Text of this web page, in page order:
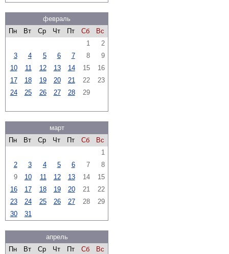
февраль
Пн
Вт Ср Чт Пт Сб
Вс
1
2
3
4 5 6 7 8
9
10
11 12 13 14 15
16
17
18 19 20 21 22
23
24
25 26 27 28 29
март
Пн
Вт Ср Чт Пт Сб
Вс
1
2
3 4 5 6 7
8
9
10 11 12 13 14
15
16
17 18 19 20 21
22
23
24 25 26 27 28
29
30
31
апрель
Пн
Вт Ср Чт Пт Сб Вс